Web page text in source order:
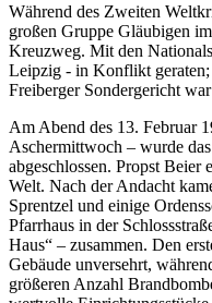
Während des Zweiten
großen Gruppe Gläubigen
Kreuzweg. Mit den
Leipzig - in Konflikt
Freiberger Sondergericht
Am Abend des 13. Februar
Aschermittwoch – wurde
abgeschlossen. Propst Beier
Welt. Nach der Andacht
Sprentzel und einige
Pfarrhaus in der
Haus“ – zusammen. Den
Gebäude unversehrt,
größeren Anzahl